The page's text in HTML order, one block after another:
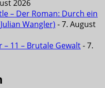
2026
– Der Roman: Durch ein
Wangler) - 7. August
– 11 – Brutale Gewalt- 7.